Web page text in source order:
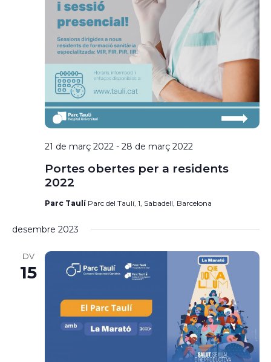
21 de març 2022- 28 de març 2022
Portes obertes per a residents
2022
Parc Taulí Parc del Taulí, 1, Sabadell, Barcelona
desembre 2023
DV
15